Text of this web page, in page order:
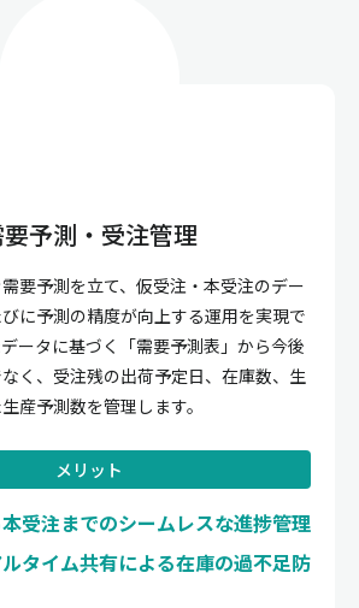
予測・受注管理
要予測を立て、仮受注・本受注のデー
に予測の精度が向上する運用を実現で
ータに基づく「需要予測表」から今後
く、受注残の出荷予定日、在庫数、生
産予測数を管理します。
メリット
受注までのシームレスな進捗管理
タイム共有による在庫の過不足防